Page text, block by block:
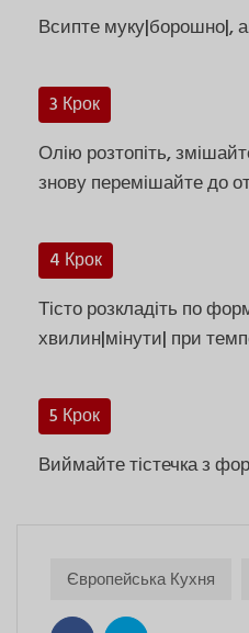
Всипте муку|борошно|,
3 Крок
Олію розтопіть,
знову перемішайте до
4 Крок
Тісто розкладіть по
хвилин|мінути| при
5 Крок
Виймайте тістечка з
Європейська Кухня